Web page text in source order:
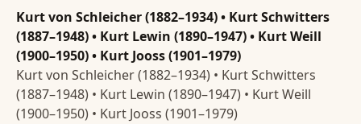
Kurt von Schleicher (1882–1934) • Kurt Schwitters
(1887–1948) • Kurt Lewin (1890–1947) • Kurt Weill
(1900–1950) • Kurt Jooss (1901–1979)
Kurt von Schleicher (1882–1934) • Kurt Schwitters
(1887–1948) • Kurt Lewin (1890–1947) • Kurt Weill
(1900–1950) • Kurt Jooss (1901–1979)